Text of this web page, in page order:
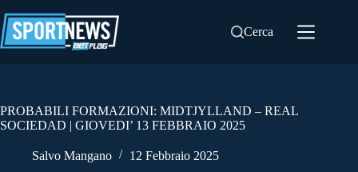
al
contenuto
Cerca
PROBABILI FORMAZIONI: MIDTJYLLAND – REAL
SOCIEDAD | GIOVEDI’ 13 FEBBRAIO 2025
Salvo Mangano 12 Febbraio 2025